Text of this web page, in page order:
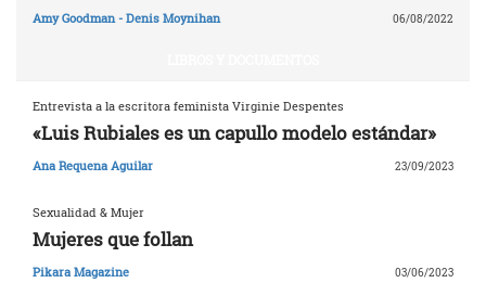
Amy Goodman - Denis Moynihan 06/08/2022
Entrevista a la escritora feminista Virginie Despentes
«Luis Rubiales es un capullo modelo estándar»
Ana Requena Aguilar 23/09/2023
Sexualidad & Mujer
Mujeres que follan
Pikara Magazine 03/06/2023